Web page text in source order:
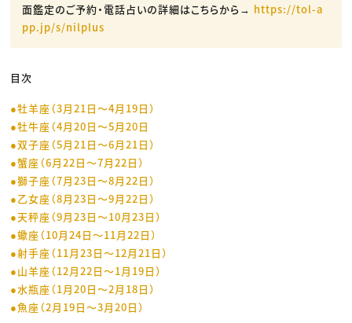
面鑑定のご予約・電話占いの詳細はこちらから→ https://tol-a
pp.jp/s/nilplus
目次
●牡羊座（3月21日〜4月19日）
●牡牛座（4月20日〜5月20日
●双子座（5月21日〜6月21日）
●蟹座（6月22日〜7月22日）
●獅子座（7月23日〜8月22日）
●乙女座（8月23日〜9月22日）
●天秤座（9月23日〜10月23日）
●蠍座（10月24日〜11月22日）
●射手座（11月23日〜12月21日）
●山羊座（12月22日〜1月19日）
●水瓶座（1月20日〜2月18日）
●魚座（2月19日〜3月20日）